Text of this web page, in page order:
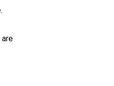
are